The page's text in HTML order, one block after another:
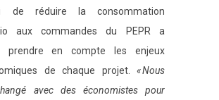
de réduire la consommation
aux commandes du PEPR a
prendre en compte les enjeux
de chaque projet. « Nous
avec des économistes pour